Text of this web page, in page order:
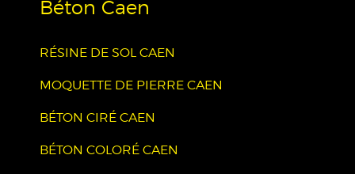
Béton Caen
RÉSINE DE SOL CAEN
MOQUETTE DE PIERRE CAEN
BÉTON CIRÉ CAEN
BÉTON COLORÉ CAEN